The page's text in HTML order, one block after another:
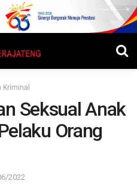
Kriminal
Seksual Anak
Orang
2022